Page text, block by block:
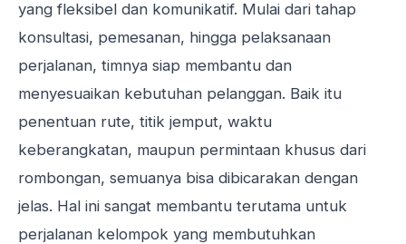
yang fleksibel dan komunikatif. Mulai dari tahap
konsultasi, pemesanan, hingga pelaksanaan
perjalanan, timnya siap membantu dan
menyesuaikan kebutuhan pelanggan. Baik itu
penentuan rute, titik jemput, waktu
keberangkatan, maupun permintaan khusus dari
rombongan, semuanya bisa dibicarakan dengan
jelas. Hal ini sangat membantu terutama untuk
perjalanan kelompok yang membutuhkan